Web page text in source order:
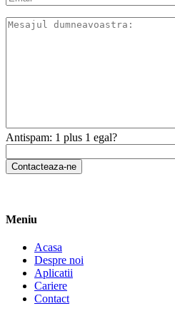
Antispam: 1 plus 1 egal?
Meniu
Acasa
Despre noi
Aplicatii
Cariere
Contact